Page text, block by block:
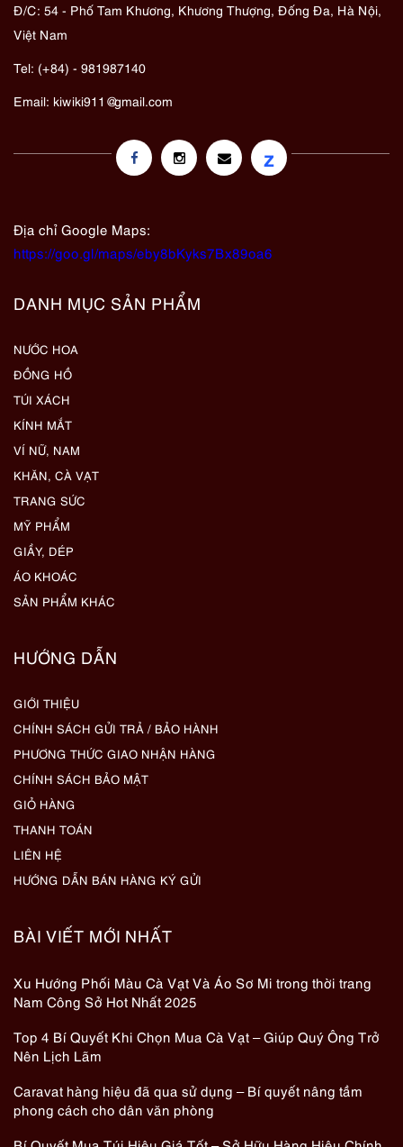
Đ/C: 54 - Phố Tam Khương, Khương Thượng, Đống Đa, Hà Nội,
Việt Nam
Tel: (+84) - 981987140
Email: kiwiki911@gmail.com
z
Địa chỉ Google Maps:
https://goo.gl/maps/eby8bKyks7Bx89oa6
DANH MỤC SẢN PHẨM
NƯỚC HOA
ĐỒNG HỒ
TÚI XÁCH
KÍNH MẮT
VÍ NỮ, NAM
KHĂN, CÀ VẠT
TRANG SỨC
MỸ PHẨM
GIẦY, DÉP
ÁO KHOÁC
SẢN PHẨM KHÁC
HƯỚNG DẪN
GIỚI THIỆU
CHÍNH SÁCH GỬI TRẢ / BẢO HÀNH
PHƯƠNG THỨC GIAO NHẬN HÀNG
CHÍNH SÁCH BẢO MẬT
GIỎ HÀNG
THANH TOÁN
LIÊN HỆ
HƯỚNG DẪN BÁN HÀNG KÝ GỬI
BÀI VIẾT MỚI NHẤT
Xu Hướng Phối Màu Cà Vạt Và Áo Sơ Mi trong thời trang
Nam Công Sở Hot Nhất 2025
Top 4 Bí Quyết Khi Chọn Mua Cà Vạt – Giúp Quý Ông Trở
Nên Lịch Lãm
Caravat hàng hiệu đã qua sử dụng – Bí quyết nâng tầm
phong cách cho dân văn phòng